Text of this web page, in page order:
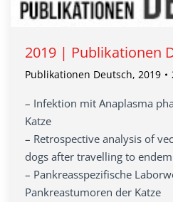
2019 | Publikationen
Publikationen Deutsch, 2019
– Infektion mit Anaplasma
Katze
– Retrospective analysis of
dogs after travelling to
– Pankreasspezifische
Pankreastumoren der Katze